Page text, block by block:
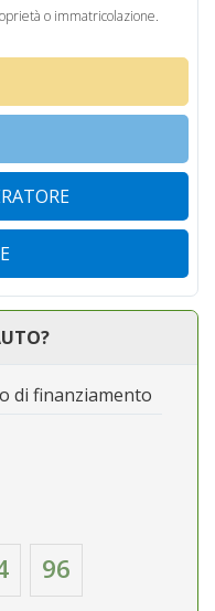
o immatricolazione.
di finanziamento
96